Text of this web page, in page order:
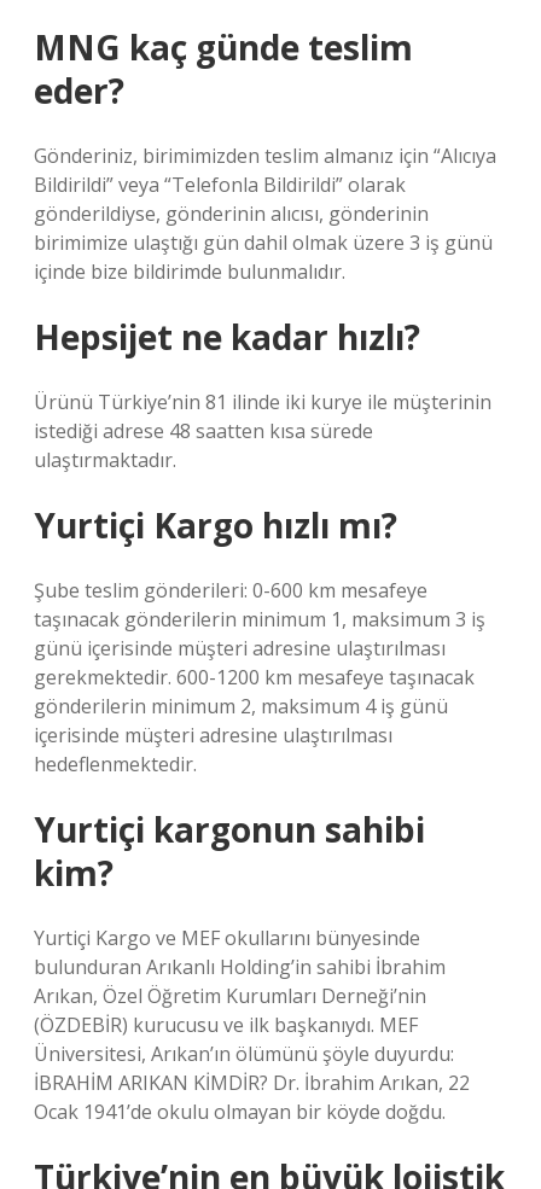
MNG kaç günde teslim
eder?
Gönderiniz, birimimizden teslim almanız için “Alıcıya
Bildirildi” veya “Telefonla Bildirildi” olarak
gönderildiyse, gönderinin alıcısı, gönderinin
birimimize ulaştığı gün dahil olmak üzere 3 iş günü
içinde bize bildirimde bulunmalıdır.
Hepsijet ne kadar hızlı?
Ürünü Türkiye’nin 81 ilinde iki kurye ile müşterinin
istediği adrese 48 saatten kısa sürede
ulaştırmaktadır.
Yurtiçi Kargo hızlı mı?
Şube teslim gönderileri: 0-600 km mesafeye
taşınacak gönderilerin minimum 1, maksimum 3 iş
günü içerisinde müşteri adresine ulaştırılması
gerekmektedir. 600-1200 km mesafeye taşınacak
gönderilerin minimum 2, maksimum 4 iş günü
içerisinde müşteri adresine ulaştırılması
hedeflenmektedir.
Yurtiçi kargonun sahibi
kim?
Yurtiçi Kargo ve MEF okullarını bünyesinde
bulunduran Arıkanlı Holding’in sahibi İbrahim
Arıkan, Özel Öğretim Kurumları Derneği’nin
(ÖZDEBİR) kurucusu ve ilk başkanıydı. MEF
Üniversitesi, Arıkan’ın ölümünü şöyle duyurdu:
İBRAHİM ARIKAN KİMDİR? Dr. İbrahim Arıkan, 22
Ocak 1941’de okulu olmayan bir köyde doğdu.
Türkiye’nin en büyük lojistik